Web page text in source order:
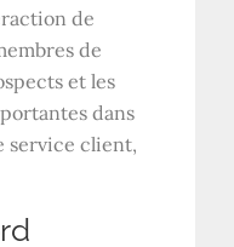
de
de
et les
dans
service client,